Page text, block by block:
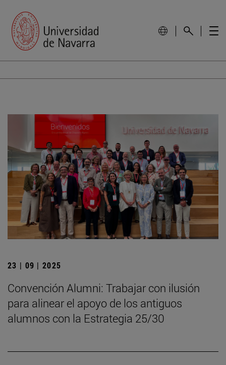
23 | 09 | 2025
Convención Alumni: Trabajar con ilusión
para alinear el apoyo de los antiguos
alumnos con la Estrategia 25/30